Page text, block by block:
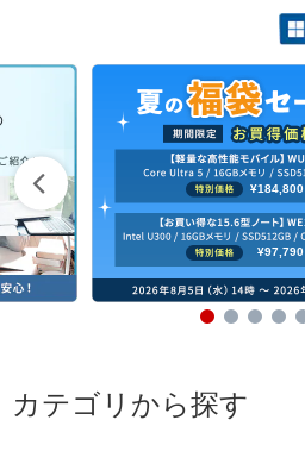
¥184,800
¥97,790
カテゴリから探す